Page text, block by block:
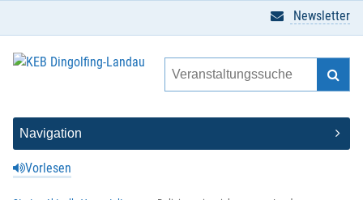
Vorlesen
Newsletter